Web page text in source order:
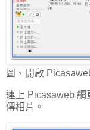
圖、開啟
連上 Picasaweb 網
傳相片。